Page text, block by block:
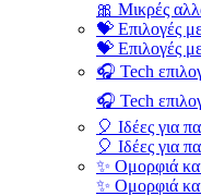
🎀 Μικρές
💝 Επιλογές
💝 Επιλογές
🎧 Tech
🎧 Tech
🎈 Ιδέες για
🎈 Ιδέες για
✨ Ομορφιά
✨ Ομορφιά